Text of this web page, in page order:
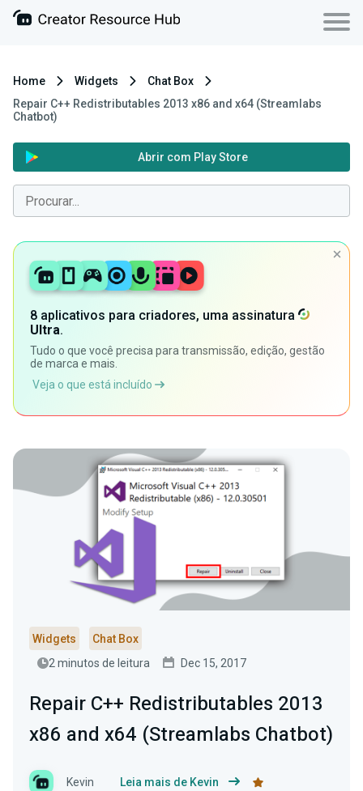
Home Widgets
Chat Box
Repair C++ Redistributables 2013 x86 and x64 (Streamlabs
Chatbot)
Abrir com Play Store
8 aplicativos para criadores, uma assinatura
Ultra.
Tudo o que você precisa para transmissão, edição, gestão
de marca e mais.
Veja o que está incluído
Widgets
Chat Box
2 minutos de leitura
Dec 15, 2017
Repair C++ Redistributables 2013
x86 and x64 (Streamlabs Chatbot)
Kevin Leia mais de Kevin